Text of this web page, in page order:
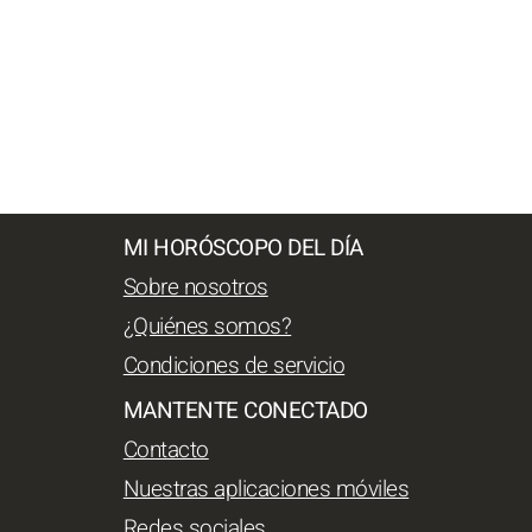
MI HORÓSCOPO DEL DÍA
Sobre nosotros
¿Quiénes somos?
Condiciones de servicio
MANTENTE CONECTADO
Contacto
Nuestras aplicaciones móviles